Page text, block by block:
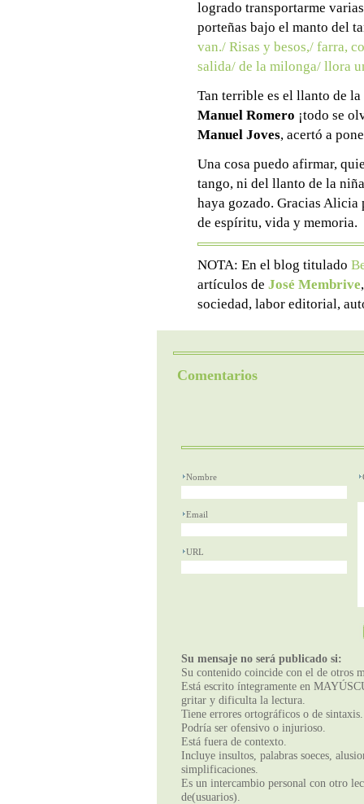
logrado transportarme
porteñas bajo el manto del
van./ Risas y besos,/ farra,
salida/ de la milonga/ llora
Tan terrible es el llanto de
Manuel Romero ¡todo se
Manuel Joves, acertó a
Una cosa puedo afirmar,
tango, ni del llanto de la
haya gozado. Gracias
de espíritu, vida y memoria.
NOTA: En el blog titulado
artículos de José Membrive
sociedad, labor editorial,
Comentarios
Nombre
Email
URL
Su mensaje no será publicado si:
Su contenido coincide con el de otros
Está escrito íntegramente en
gritar y dificulta la lectura.
Tiene errores ortográficos o de sintaxis.
Podría ser ofensivo o injurioso.
Está fuera de contexto.
Incluye insultos, palabras soeces,
simplificaciones.
Es un intercambio personal con otro
de(usuarios).